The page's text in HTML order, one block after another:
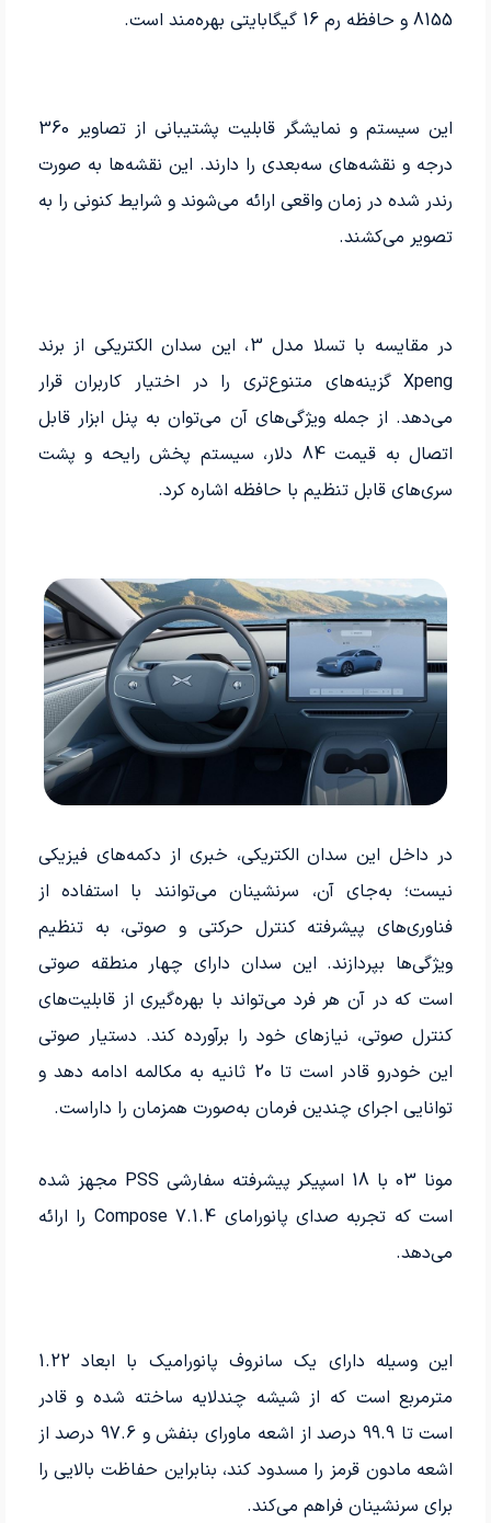
8155 و حافظه رم 16 گیگابایتی بهره‌مند است.
این سیستم و نمایشگر قابلیت پشتیبانی از تصاویر 360
درجه و نقشه‌های سه‌بعدی را دارند. این نقشه‌ها به صورت
رندر شده در زمان واقعی ارائه می‌شوند و شرایط کنونی را به
تصویر می‌کشند.
در مقایسه با تسلا مدل 3، این سدان الکتریکی از برند
Xpeng گزینه‌های متنوع‌تری را در اختیار کاربران قرار
می‌دهد. از جمله ویژگی‌های آن می‌توان به پنل ابزار قابل
اتصال به قیمت 84 دلار، سیستم پخش رایحه و پشت
سری‌های قابل تنظیم با حافظه اشاره کرد.
در داخل این سدان الکتریکی، خبری از دکمه‌های فیزیکی
نیست؛ به‌جای آن، سرنشینان می‌توانند با استفاده از
فناوری‌های پیشرفته کنترل حرکتی و صوتی، به تنظیم
ویژگی‌ها بپردازند. این سدان دارای چهار منطقه صوتی
است که در آن هر فرد می‌تواند با بهره‌گیری از قابلیت‌های
کنترل صوتی، نیازهای خود را برآورده کند. دستیار صوتی
این خودرو قادر است تا 20 ثانیه به مکالمه ادامه دهد و
توانایی اجرای چندین فرمان به‌صورت همزمان را داراست.
مونا 03 با 18 اسپیکر پیشرفته سفارشی PSS مجهز شده
است که تجربه صدای پانورامای Compose 7.1.4 را ارائه
می‌دهد.
این وسیله دارای یک سانروف پانورامیک با ابعاد 1.22
مترمربع است که از شیشه چندلایه ساخته شده و قادر
است تا 99.9 درصد از اشعه ماورای بنفش و 97.6 درصد از
اشعه مادون قرمز را مسدود کند، بنابراین حفاظت بالایی را
برای سرنشینان فراهم می‌کند.